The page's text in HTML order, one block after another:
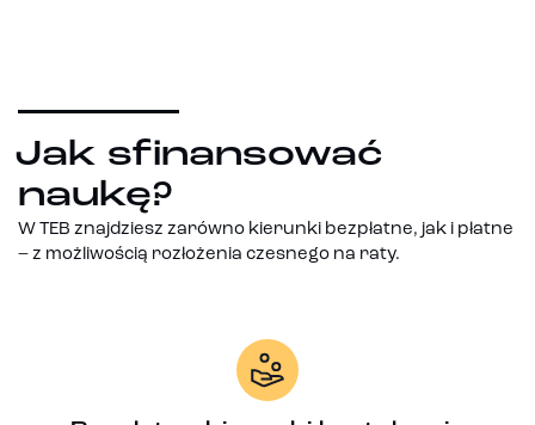
Jak sfinansować
naukę?
W TEB znajdziesz zarówno kierunki bezpłatne, jak i płatne
– z możliwością rozłożenia czesnego na raty.